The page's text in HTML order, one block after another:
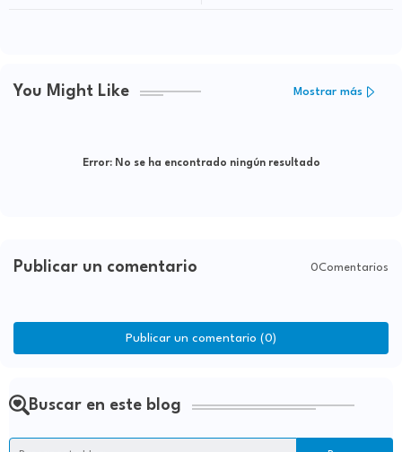
You Might Like Mostrar más
Error:No se ha encontrado ningún resultado
Publicar un comentario 0Comentarios
Publicar un comentario (0)
Buscar en este blog